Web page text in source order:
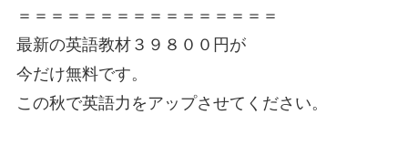
＝＝＝＝＝＝＝＝＝＝＝＝＝＝＝＝
最新の英語教材３９８００円が
今だけ無料です。
この秋で英語力をアップさせてください。